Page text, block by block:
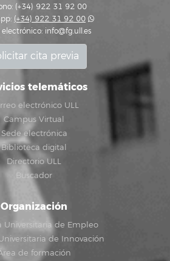
(+34) 922 31 92 00
(+34) 922 31 92 00
electrónico: info@fg.ull.es
cita previa
telemáticos
electrónico ULL
Campus Virtual
Sede electrónica
Biblioteca digital
Directorio ULL
Buscador
Organización
Universitaria de Empleo
de Innovación
de formación